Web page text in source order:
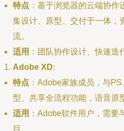
特点 ：基于浏览器的云端协
集设计、原型、交付于一体，
流。
适用 ：团队协作设计、快速迭
Adobe XD:
特点 ：Adobe家族成员，与
型、共享全流程功能，语音原
适用 ：Adobe软件用户，需
目。